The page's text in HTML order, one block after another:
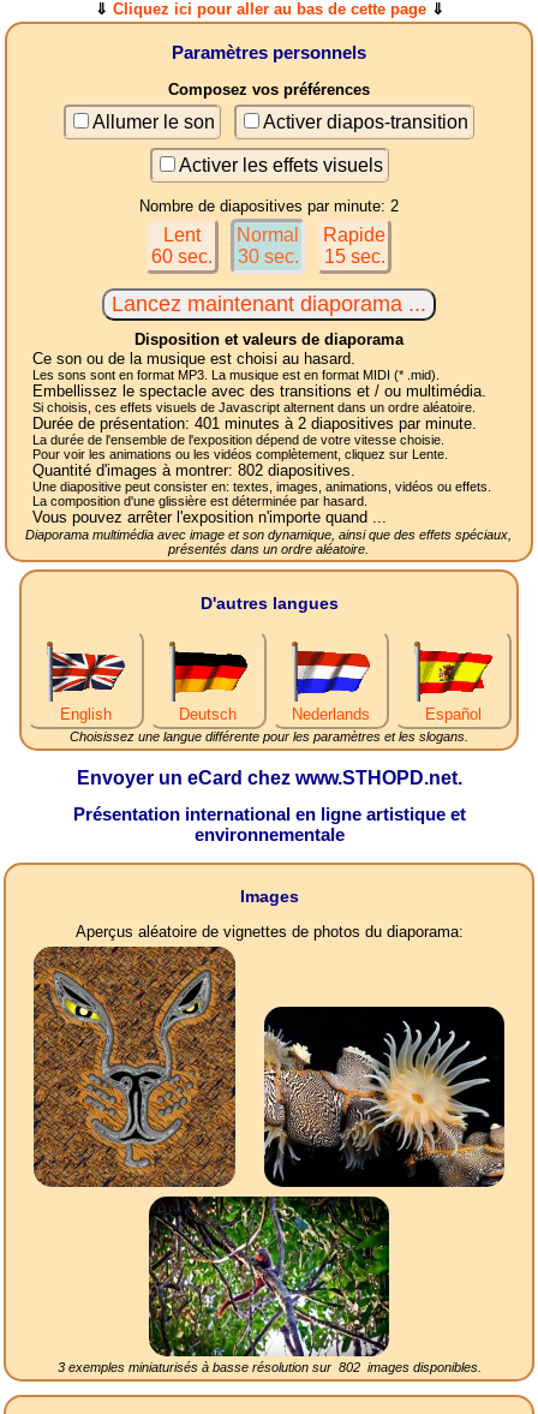
⇓ Cliquez ici pour aller au bas de cette page⇓
Paramètres personnels
Composez vos préférences
Allumer le son Activer diapos-transition
Activer les effets visuels
Nombre de diapositives par minute: 2
Lent
60 sec.
Normal
30 sec.
Rapide
15 sec.
Disposition et valeurs de diaporama
Ce son ou de la musique est choisi au hasard.
Les sons sont en format MP3. La musique est en format MIDI (* .mid).
Embellissez le spectacle avec des transitions et / ou multimédia.
Si choisis, ces effets visuels de Javascript alternent dans un ordre aléatoire.
Durée de présentation: 401 minutes à 2 diapositives par minute.
La durée de l'ensemble de l'exposition dépend de votre vitesse choisie.
Pour voir les animations ou les vidéos complètement, cliquez sur Lente.
Quantité d'images à montrer: 802diapositives.
Une diapositive peut consister en: textes, images, animations, vidéos ou effets.
La composition d'une glissière est déterminée par hasard.
Vous pouvez arrêter l'exposition n'importe quand ...
Diaporama multimédia avec image et son dynamique, ainsi que des effets spéciaux,
présentés dans un ordre aléatoire.
D'autres langues
English Deutsch Nederlands Español
Choisissez une langue différente pour les paramètres et les slogans.
Envoyer un eCard chez www.STHOPD.net.
Présentation international en ligne artistique et
environnementale
Images
Aperçus aléatoire de vignettes de photos du diaporama:
3 exemples miniaturisés à basse résolution sur 802images disponibles.